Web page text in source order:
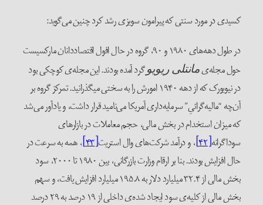
کسیدی در مورد سنتی که پیرامون سویزی رشد کرد چنین می‌گوید:
در طول دهه‌های ۱۹۸۰ و ۹۰، گروه در حال افول اقتصاددانان مارکسیست
حول مجله‌یمانتلی ریویوگرد آمده بودند. این مجله‌ی کوچکی بود
در نیویورک که از دهه‌ ۱۹۴۰ امورش را به سختی میگذرانید. تمرکز گروه بر
آن‌چه “مالیه‌گرائیِ” سرمایه‌داری آمریکا می‌نامید قرار داشت، و یادآور می‌شد
که میزان استخدام در بخش مالی، حجم معاملات در بازارهای
سوداگرانه[۴۲] ، و درآمد شرکت‌های وال استریت[۴۳]
، همه به سرعت در
حال افزایش بودند. بنا بر ارقام وزارت بازرگانی، بین ۱۹۸۰ تا ۲۰۰۰، سود
بخش مالی از ۳۲.۴ میلیارد دلار به ۱۹۵.۸ میلیارد افزایش یافت، و سهم
بخش مالی از کلیه‌ی سود ایجاد شده‌ی داخلی از ۱۹ درصد به ۲۹ درصد